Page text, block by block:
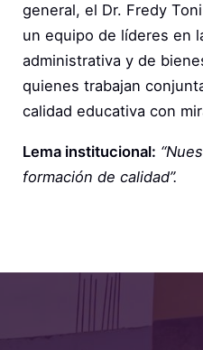
general, el Dr. Fredy
un equipo de líderes en
administrativa y de
quienes trabajan
calidad educativa con
Lema institucional:
formación de calidad”.